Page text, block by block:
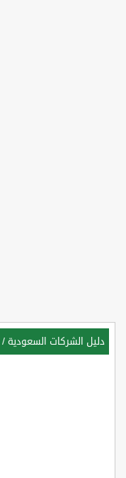
دليل الشركات السعودية /